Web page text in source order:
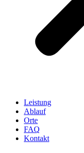
Leistung
Ablauf
Orte
FAQ
Kontakt